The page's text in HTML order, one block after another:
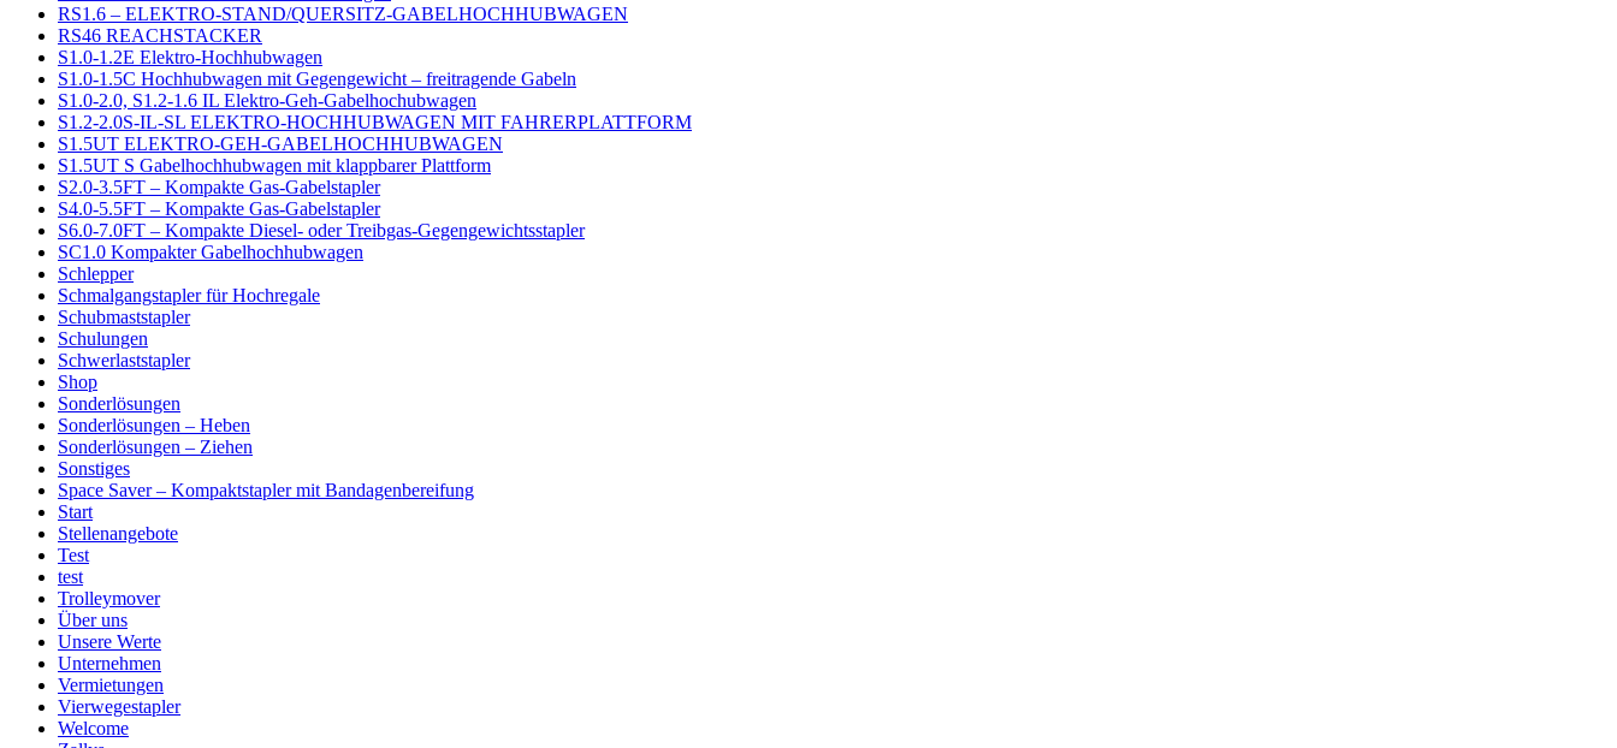
RS1.6 – ELEKTRO-STAND/QUERSITZ-GABELHOCHHUBWAGEN
RS46 REACHSTACKER
S1.0-1.2E Elektro-Hochhubwagen
S1.0-1.5C Hochhubwagen mit Gegengewicht – freitragende Gabeln
S1.0-2.0, S1.2-1.6 IL Elektro-Geh-Gabelhochubwagen
S1.2-2.0S-IL-SL ELEKTRO-HOCHHUBWAGEN MIT FAHRERPLATTFORM
S1.5UT ELEKTRO-GEH-GABELHOCHHUBWAGEN
S1.5UT S Gabelhochhubwagen mit klappbarer Plattform
S2.0-3.5FT – Kompakte Gas-Gabelstapler
S4.0-5.5FT – Kompakte Gas-Gabelstapler
S6.0-7.0FT – Kompakte Diesel- oder Treibgas-Gegengewichtsstapler
SC1.0 Kompakter Gabelhochhubwagen
Schlepper
Schmalgangstapler für Hochregale
Schubmaststapler
Schulungen
Schwerlaststapler
Shop
Sonderlösungen
Sonderlösungen – Heben
Sonderlösungen – Ziehen
Sonstiges
Space Saver – Kompaktstapler mit Bandagenbereifung
Start
Stellenangebote
Test
test
Trolleymover
Über uns
Unsere Werte
Unternehmen
Vermietungen
Vierwegestapler
Welcome